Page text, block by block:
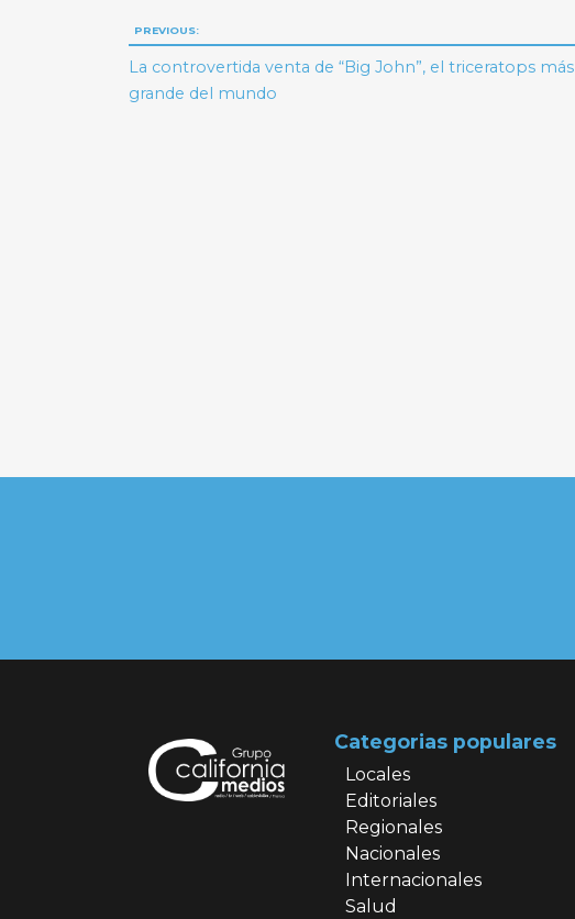
Navegación
de
PREVIOUS:
La controvertida venta de “Big John”, el triceratops más
grande del mundo
Categorias populares
Locales
Editoriales
Regionales
Nacionales
Internacionales
Salud